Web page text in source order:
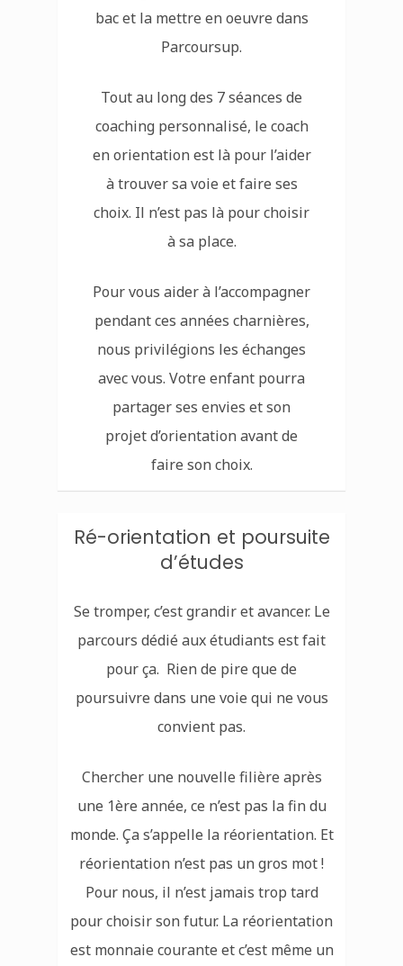
bac et la mettre en oeuvre dans
Parcoursup.
Tout au long des 7 séances de
coaching personnalisé, le coach
en orientation est là pour l’aider
à trouver sa voie et faire ses
choix. Il n’est pas là pour choisir
à sa place.
Pour vous aider à l’accompagner
pendant ces années charnières,
nous privilégions les échanges
avec vous. Votre enfant pourra
partager ses envies et son
projet d’orientation avant de
faire son choix.
Ré-orientation et poursuite
d’études
Se tromper, c’est grandir et avancer. Le
parcours dédié aux étudiants est fait
pour ça. Rien de pire que de
poursuivre dans une voie qui ne vous
convient pas.
Chercher une nouvelle filière après
une 1ère année, ce n’est pas la fin du
monde. Ça s’appelle la réorientation. Et
réorientation n’est pas un gros mot !
Pour nous, il n’est jamais trop tard
pour choisir son futur. La réorientation
est monnaie courante et c’est même un